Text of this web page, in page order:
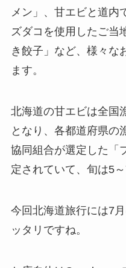
メン」、甘エビと道内
ズダコを使用したご当
き餃子」など、様々な
ます。
北海道の甘エビは全国
となり、各都道府県の
協同組合が選定した「
定されていて、旬は5
今回北海道旅行には7
ッタリですね。